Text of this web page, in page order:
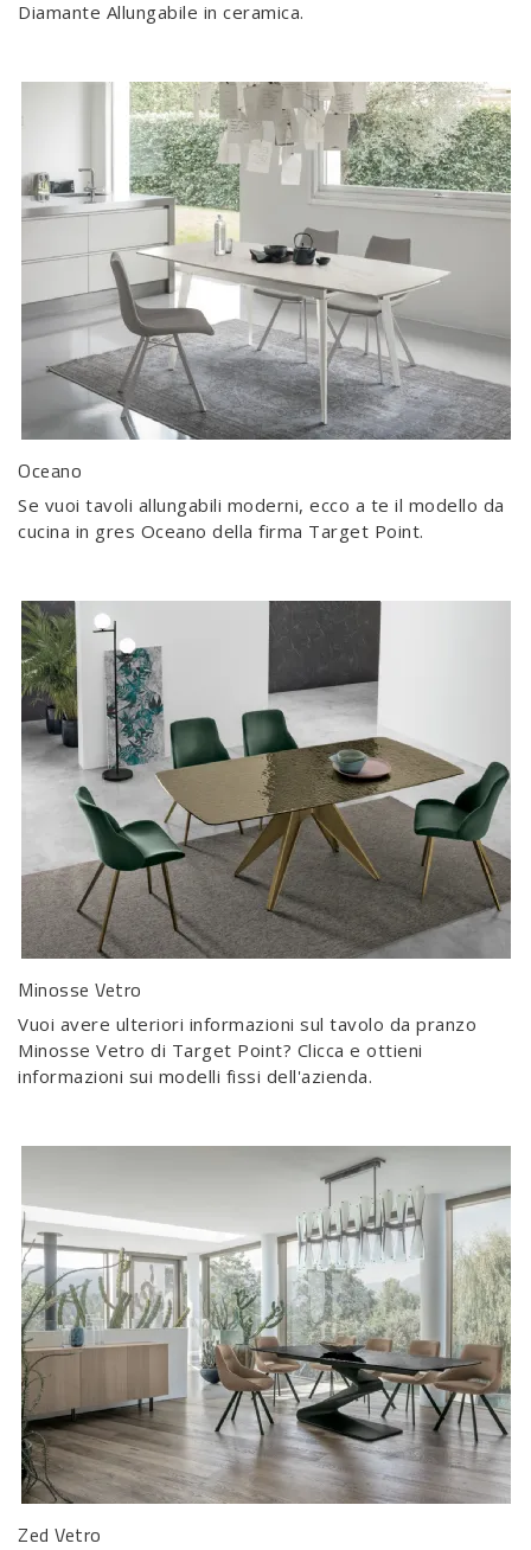
Diamante Allungabile in ceramica.
Oceano
Se vuoi tavoli allungabili moderni, ecco a te il modello da
cucina in gres Oceano della firma Target Point.
Minosse Vetro
Vuoi avere ulteriori informazioni sul tavolo da pranzo
Minosse Vetro di Target Point? Clicca e ottieni
informazioni sui modelli fissi dell'azienda.
Zed Vetro